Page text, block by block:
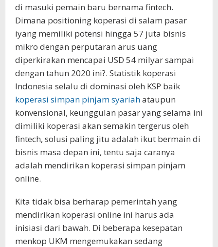
di masuki pemain baru bernama fintech.
Dimana positioning koperasi di salam pasar
iyang memiliki potensi hingga 57 juta bisnis
mikro dengan perputaran arus uang
diperkirakan mencapai USD 54 milyar sampai
dengan tahun 2020 ini?. Statistik koperasi
Indonesia selalu di dominasi oleh KSP baik
koperasi simpan pinjam syariahataupun
konvensional, keunggulan pasar yang selama ini
dimiliki koperasi akan semakin tergerus oleh
fintech, solusi paling jitu adalah ikut bermain di
bisnis masa depan ini, tentu saja caranya
adalah mendirikan koperasi simpan pinjam
online.
Kita tidak bisa berharap pemerintah yang
mendirikan koperasi online ini harus ada
inisiasi dari bawah. Di beberapa kesepatan
menkop UKM mengemukakan sedang